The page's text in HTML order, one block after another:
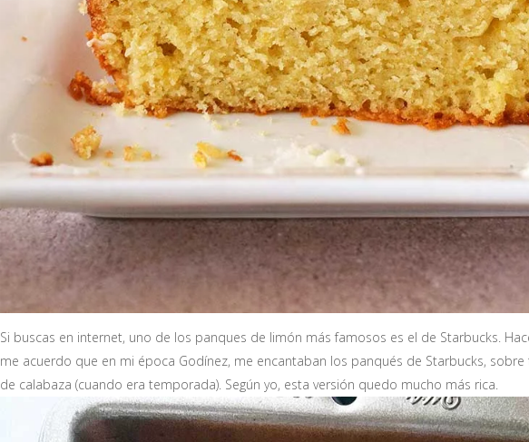
Si buscas en internet, uno de los panques de limón más famosos es el de Starbucks.
me acuerdo que en mi época Godínez, me encantaban los panqués de Starbucks,
de calabaza (cuando era temporada). Según yo, esta versión quedo mucho más rica.